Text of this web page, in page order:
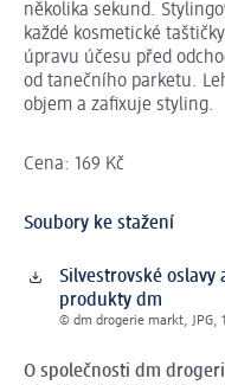
několika sekund.
každé kosmetické
úpravu účesu před
od tanečního parketu.
objem a zafixuje styling.
Cena: 169 Kč
Soubory ke stažení
Silvestrovské oslavy
produkty dm
© dm drogerie markt, JPG,
O společnosti dm